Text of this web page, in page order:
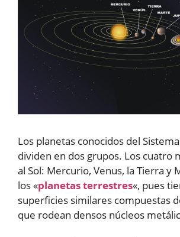
Los planetas conocidos del
dividen en dos grupos. Los cuatro
al Sol: Mercurio, Venus, la Tierra y
los «planetas terrestres«, pues
superficies similares compuestas
que rodean densos núcleos